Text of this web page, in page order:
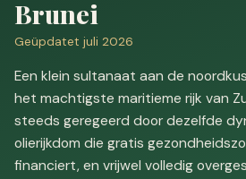
Brunei
Geüpdatet juli 2026
Een klein sultanaat aan de
het machtigste maritieme rijk van
steeds geregeerd door dezelfde
olierijkdom die gratis
financiert, en vrijwel volledig